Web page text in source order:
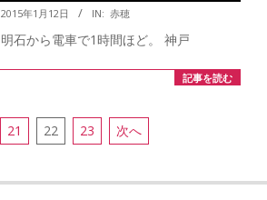
2015年1月12日 IN: 赤穂
石から電車で1時間ほど。 神戸
記事を読む
21 22 23 次へ